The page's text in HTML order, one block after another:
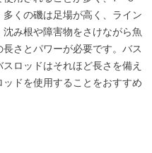
くの磯は足場が高く、ライン
み根や障害物をさけながら魚
さとパワーが必要です。バス
ロッドはそれほど長さを備え
ドを使用することをおすすめ